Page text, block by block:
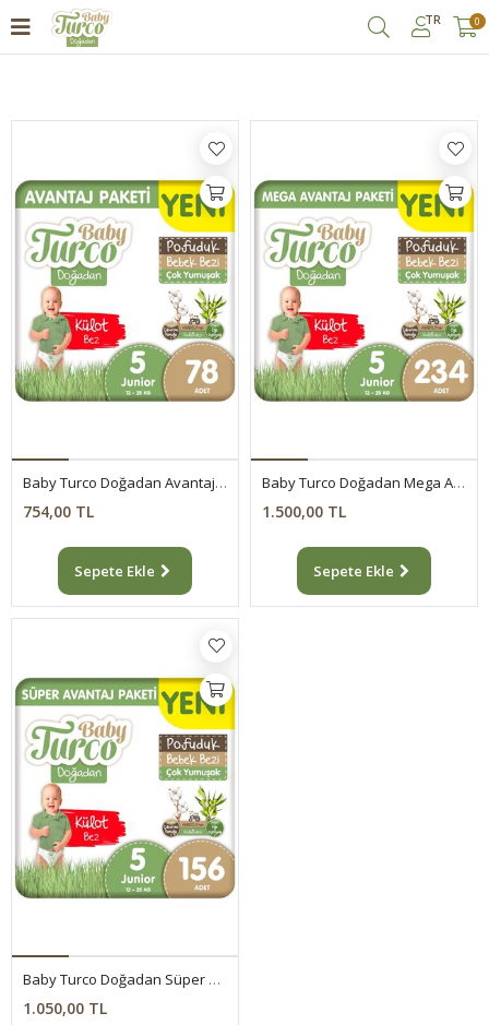
TR 0
Baby Turco Doğadan Avantaj Paketi Pofuduk Külot Bez 5 Numara Junior 78 Adet
754,00 TL
Sepete Ekle
Baby Turco Doğadan Mega Avantaj Paketi Pofuduk Külot Bez 5 Numara Junior 234 Adet
1.500,00 TL
Sepete Ekle
Baby Turco Doğadan Süper Avantaj Paketi Pofuduk Külot Bez 5 Numara Junior 156 Adet
1.050,00 TL